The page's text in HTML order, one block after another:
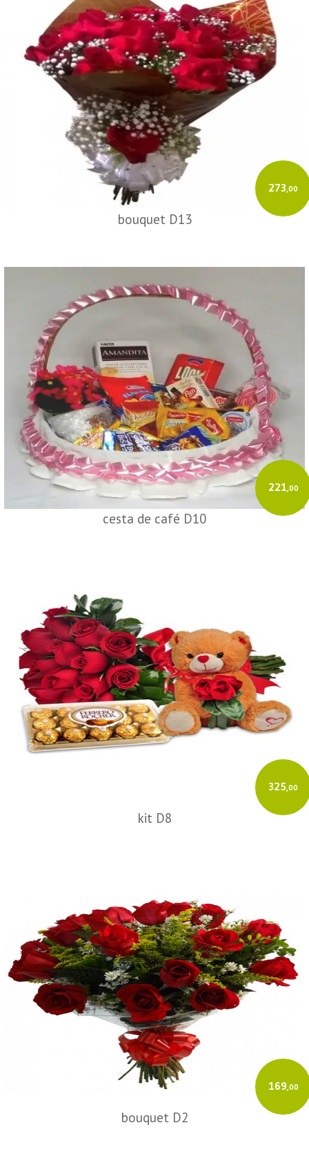
273,00
bouquet D13
221,00
cesta de café D10
325,00
kit D8
169,00
bouquet D2